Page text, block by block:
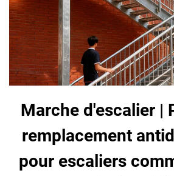
Marche d'escalier |
remplacement
pour escaliers